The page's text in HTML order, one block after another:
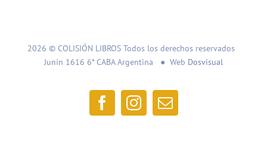
2026 © COLISIÓN LIBROS Todos los derechos reservados
Junín 1616 6* CABA Argentina ● Web Dosvisual
Facebook
Instagram
Correo